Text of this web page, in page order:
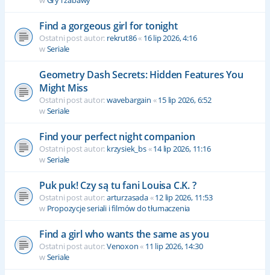
Find a gorgeous girl for tonight
Ostatni post autor: rekrut86« 16 lip 2026, 4:16
wSeriale
Geometry Dash Secrets: Hidden Features You
Might Miss
Ostatni post autor:wavebargain «15 lip 2026, 6:52
wSeriale
Find your perfect night companion
Ostatni post autor: krzysiek_bs«14 lip 2026, 11:16
wSeriale
Puk puk! Czy są tu fani Louisa C.K. ?
Ostatni post autor:arturzasada«12 lip 2026, 11:53
w Propozycje seriali i filmów do tłumaczenia
Find a girl who wants the same as you
Ostatni post autor:Venoxon« 11 lip 2026, 14:30
wSeriale